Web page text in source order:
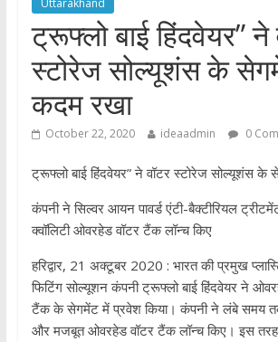
Uttarakhand
ट्रूफ्लो बाई हिंदवेयर” ने
स्टोरेज सोल्यूशंस के
कदम रखा
October 22, 2020 ideaadmin 0
ट्रूफ्लो बाई हिंदवेयर” ने वॉटर स्टोरेज सोल्यूशंस
कंपनी ने सिल्वर आयन पावर्ड एंटी-बैक्‍टीरियल
क्वॉलिटी ओवरहेड वॉटर टैंक लॉन्च किए
हरिद्वार, 21 अक्टूबर 2020 : भारत की प्रमुख
फिटिंग सोल्यूशन कंपनी ट्रूफ्लो बाई हिंदवेयर ने
टैंक के सेगमेंट में प्रवेश किया। कंपनी ने लंबे समय
और मजबूत ओवरहेड वॉटर टैंक लॉन्च किए। इस तरह